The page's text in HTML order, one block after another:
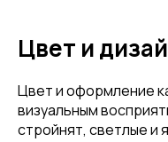
Цвет и
Цвет и оформление
визуальным
стройнят, светлые и